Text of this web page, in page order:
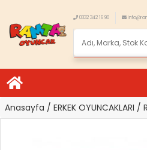
0332 342 16 90
Anasayfa / ERKEK OYUNCAKLARI /